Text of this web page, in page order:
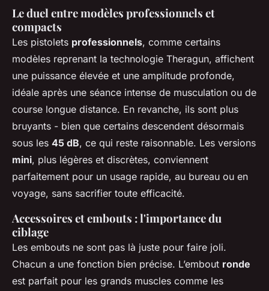
Le duel entre modèles professionnels et
compacts
Les pistolets professionnels, comme certains
modèles reprenant la technologie Theragun, affichent
une puissance élevée et une amplitude profonde,
idéale après une séance intense de musculation ou de
course longue distance. En revanche, ils sont plus
bruyants - bien que certains descendent désormais
sous les 45 dB, ce qui reste raisonnable. Les versions
mini, plus légères et discrètes, conviennent
parfaitement pour un usage rapide, au bureau ou en
voyage, sans sacrifier toute efficacité.
Accessoires et embouts : l'importance du
ciblage
Les embouts ne sont pas là juste pour faire joli.
Chacun a une fonction bien précise. L’embout ronde
est parfait pour les grands muscles comme les